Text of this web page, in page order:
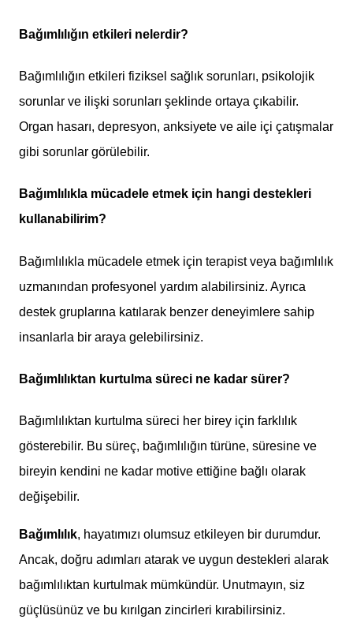
Bağımlılığın etkileri nelerdir?
Bağımlılığın etkileri fiziksel sağlık sorunları, psikolojik
sorunlar ve ilişki sorunları şeklinde ortaya çıkabilir.
Organ hasarı, depresyon, anksiyete ve aile içi çatışmalar
gibi sorunlar görülebilir.
Bağımlılıkla mücadele etmek için hangi destekleri
kullanabilirim?
Bağımlılıkla mücadele etmek için terapist veya bağımlılık
uzmanından profesyonel yardım alabilirsiniz. Ayrıca
destek gruplarına katılarak benzer deneyimlere sahip
insanlarla bir araya gelebilirsiniz.
Bağımlılıktan kurtulma süreci ne kadar sürer?
Bağımlılıktan kurtulma süreci her birey için farklılık
gösterebilir. Bu süreç, bağımlılığın türüne, süresine ve
bireyin kendini ne kadar motive ettiğine bağlı olarak
değişebilir.
Bağımlılık, hayatımızı olumsuz etkileyen bir durumdur.
Ancak, doğru adımları atarak ve uygun destekleri alarak
bağımlılıktan kurtulmak mümkündür. Unutmayın, siz
güçlüsünüz ve bu kırılgan zincirleri kırabilirsiniz.